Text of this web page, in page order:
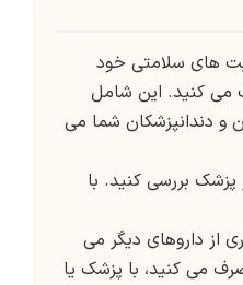
های سلامتی خود
می کنید. این شامل
و دندانپزشکان شما می
بررسی کنید. با
از داروهای دیگر می
می کنید، با پزشک یا